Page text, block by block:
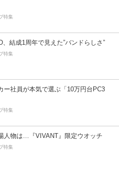
特集
、結成1周年で見えた”バンドらしさ”
特集
ー社員が本気で選ぶ「10万円台PC3
特集
人物は…『VIVANT』限定ウオッチ
特集